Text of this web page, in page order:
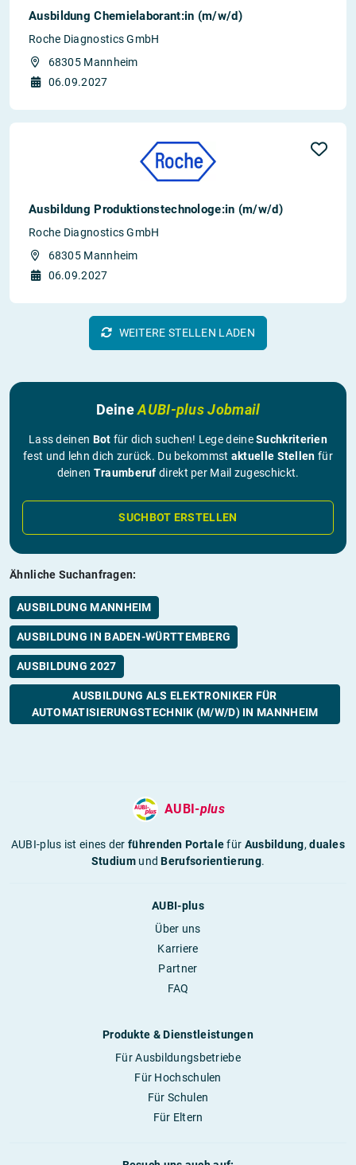
Ausbildung Chemielaborant:in (m/w/d)
Roche Diagnostics GmbH
68305 Mannheim
06.09.2027
Ausbildung Produktionstechnologe:in (m/w/d)
Roche Diagnostics GmbH
68305 Mannheim
06.09.2027
WEITERE STELLEN LADEN
DeineAUBI-plus Jobmail
Lass deinen Bot für dich suchen! Lege deineSuchkriterien
fest und lehn dich zurück. Du bekommst aktuelle Stellen für
deinen Traumberuf direkt per Mail zugeschickt.
SUCHBOT ERSTELLEN
Ähnliche Suchanfragen:
AUSBILDUNG MANNHEIM
AUSBILDUNG IN BADEN-WÜRTTEMBERG
AUSBILDUNG 2027
AUSBILDUNG ALS ELEKTRONIKER FÜR
AUTOMATISIERUNGSTECHNIK (M/W/D) IN MANNHEIM
AUBI-plus
AUBI-plus ist eines derführenden Portalefür Ausbildung,duales
StudiumundBerufsorientierung.
AUBI-plus
Über uns
Karriere
Partner
FAQ
Produkte & Dienstleistungen
Für Ausbildungsbetriebe
Für Hochschulen
Für Schulen
Für Eltern